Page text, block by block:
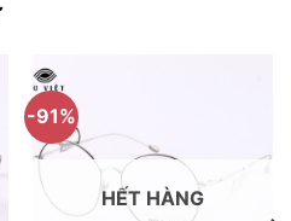
-91%
HẾT HÀNG